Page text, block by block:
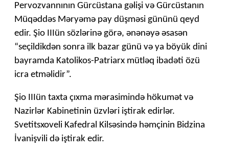
Pervozvannının Gürcüstana gəlişi və Gürcüstanın
Müqəddəs Məryəmə pay düşməsi gününü qeyd
edir. Şio IIIün sözlərinə görə, ənənəyə əsasən
“seçildikdən sonra ilk bazar günü və ya böyük dini
bayramda Katolikos-Patriarx mütləq ibadəti özü
icra etməlidir”.
Şio IIIün taxta çıxma mərasimində hökumət və
Nazirlər Kabinetinin üzvləri iştirak edirlər.
Svetitsxoveli Kafedral Kilsəsində həmçinin Bidzina
İvanişvili də iştirak edir.